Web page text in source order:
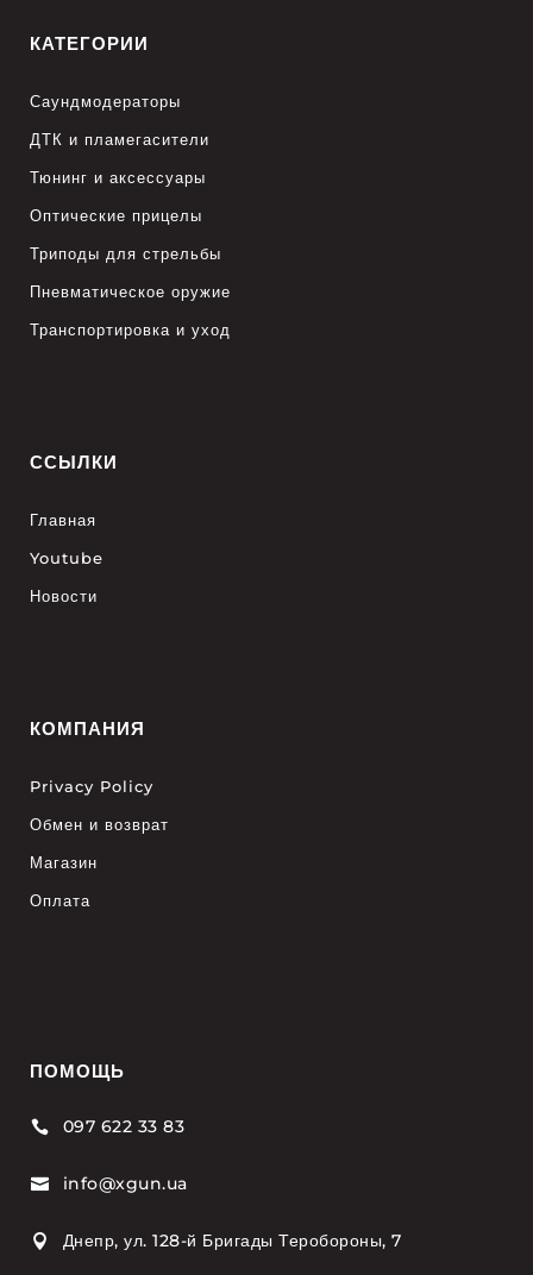
КАТЕГОРИИ
Саундмодераторы
ДТК и пламегасители
Тюнинг и аксессуары
Оптические прицелы
Триподы для стрельбы
Пневматическое оружие
Транспортировка и уход
ССЫЛКИ
Главная
Youtube
Новости
КОМПАНИЯ
Privacy Policy
Обмен и возврат
Магазин
Оплата
ПОМОЩЬ
 097 622 33 83
 info@xgun.ua
 Днепр, ул. 128-й Бригады Теробороны, 7